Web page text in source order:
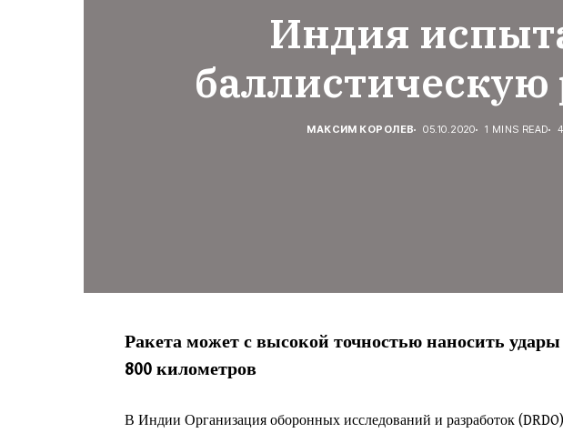
Индия
баллистическую
МАКСИМ КОРОЛЕВ 05.10.2020 1 MINS READ
Ракета может с высокой точностью наносить
800 километров
В Индии Организация оборонных исследований и разработок